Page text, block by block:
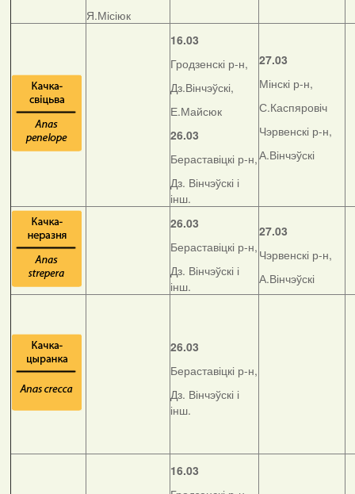
Я.Місіюк
16.03
Гродзенскі р-н,
Дз.Вінчэўскі,
Е.Майсюк
26.03
Бераставіцкі р-н,
Дз. Вінчэўскі і
інш.
27.03
Мінскі р-н,
С.Каспяровіч
Чэрвенскі р-н,
А.Вінчэўскі
26.03
Бераставіцкі р-н,
Дз. Вінчэўскі і
інш.
27.03
Чэрвенскі р-н,
А.Вінчэўскі
26.03
Бераставіцкі р-н,
Дз. Вінчэўскі і
інш.
16.03